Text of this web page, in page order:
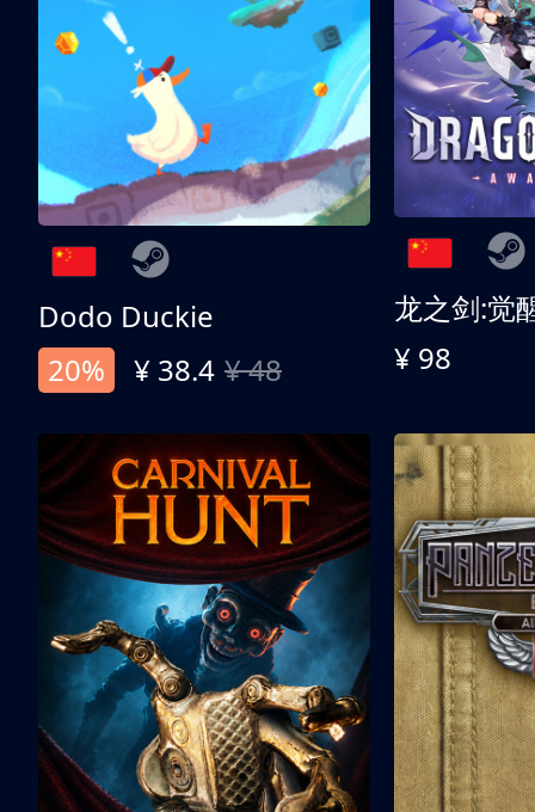
Dodo Duckie
20%
¥ 38.4 ¥ 48
龙之剑:觉
¥ 98